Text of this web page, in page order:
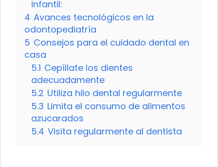
infantil:
4 Avances tecnológicos en la
odontopediatría
5 Consejos para el cuidado dental en
casa
5.1 Cepíllate los dientes
adecuadamente
5.2 Utiliza hilo dental regularmente
5.3 Limita el consumo de alimentos
azucarados
5.4 Visita regularmente al dentista